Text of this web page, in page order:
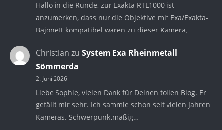
Hallo in die Runde, zur Exakta RTL1000 ist
anzumerken, dass nur die Objektive mit Exa/Exakta-
Bajonett kompatibel waren zu dieser Kamera,…
Christian zu System Exa Rheinmetall
Sömmerda
2. Juni 2026
Liebe Sophie, vielen Dank für Deinen tollen Blog. Er
gefällt mir sehr. Ich sammle schon seit vielen Jahren
Kameras. Schwerpunktmäßig…